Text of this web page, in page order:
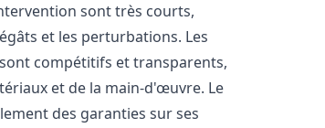
sont très courts,
et les perturbations. Les
sont compétitifs et transparents,
et de la main-d'œuvre. Le
des garanties sur ses